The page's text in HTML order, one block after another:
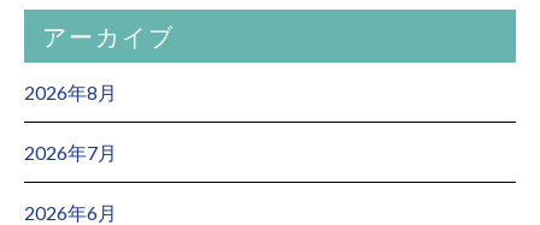
アーカイブ
2026年8月
2026年7月
2026年6月